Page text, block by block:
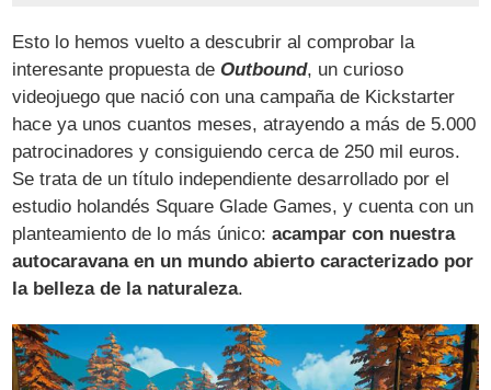
Esto lo hemos vuelto a descubrir al comprobar la
interesante propuesta deOutbound, un curioso
videojuego que nació con una campaña de Kickstarter
hace ya unos cuantos meses, atrayendo a más de 5.000
patrocinadores y consiguiendo cerca de 250 mil euros.
Se trata de un título independiente desarrollado por el
estudio holandés Square Glade Games, y cuenta con un
planteamiento de lo más único:acampar con nuestra
autocaravana en un mundo abierto caracterizado por
la belleza de la naturaleza.